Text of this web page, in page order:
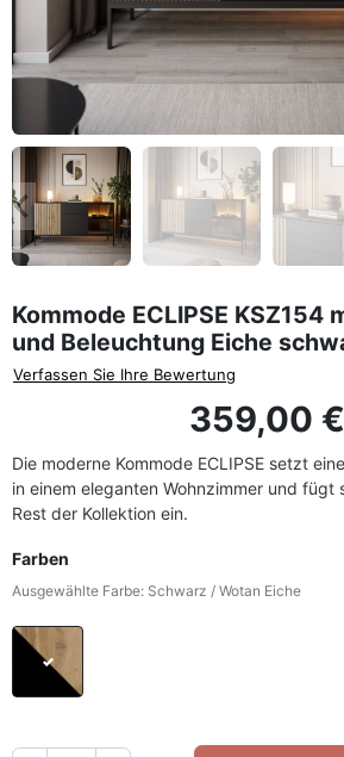
Zurück
Kommode ECLIPSE KSZ154
und Beleuchtung Eiche
Verfassen Sie Ihre Bewertung
359,00 €
Die moderne Kommode ECLIPSE setzt
in einem eleganten Wohnzimmer und fügt
Rest der Kollektion ein.
Farben
Ausgewählte Farbe: Schwarz / Wotan Eiche
Schwarz / Wotan Eiche